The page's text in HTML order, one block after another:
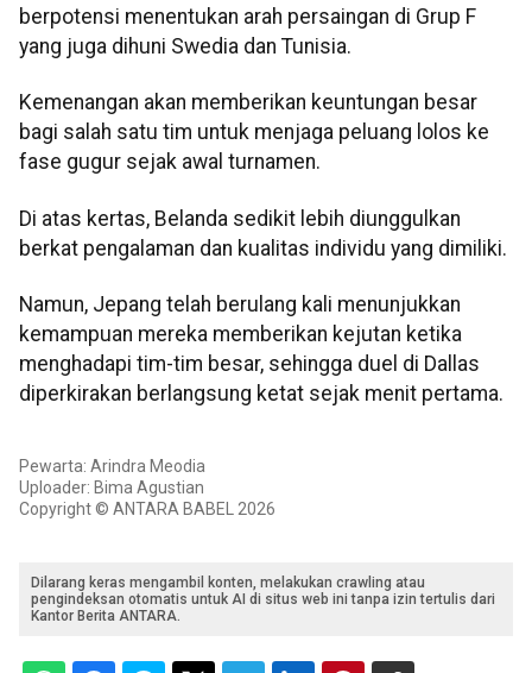
berpotensi menentukan arah persaingan di Grup F
yang juga dihuni Swedia dan Tunisia.
Kemenangan akan memberikan keuntungan besar
bagi salah satu tim untuk menjaga peluang lolos ke
fase gugur sejak awal turnamen.
Di atas kertas, Belanda sedikit lebih diunggulkan
berkat pengalaman dan kualitas individu yang dimiliki.
Namun, Jepang telah berulang kali menunjukkan
kemampuan mereka memberikan kejutan ketika
menghadapi tim-tim besar, sehingga duel di Dallas
diperkirakan berlangsung ketat sejak menit pertama.
Pewarta: Arindra Meodia
Uploader: Bima Agustian
Copyright © ANTARA BABEL 2026
Dilarang keras mengambil konten, melakukan crawling atau
pengindeksan otomatis untuk AI di situs web ini tanpa izin tertulis dari
Kantor Berita ANTARA.